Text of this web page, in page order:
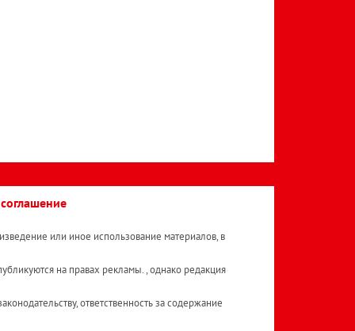
или иное использование материалов, в
на правах рекламы. , однако редакция
ответственность за содержание